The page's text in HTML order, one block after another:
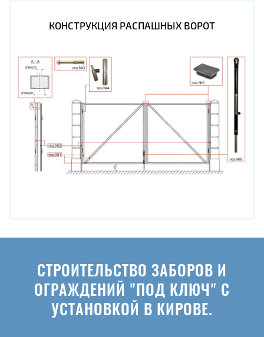
КОНСТРУКЦИЯ РАСПАШНЫХ ВОРОТ
СТРОИТЕЛЬСТВО ЗАБОРОВ И
ОГРАЖДЕНИЙ "ПОД КЛЮЧ" С
УСТАНОВКОЙ В КИРОВЕ.